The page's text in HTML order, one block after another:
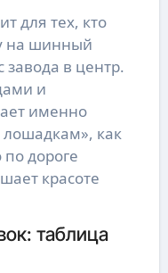
для тех, кто
на шинный
в центр.
и
именно
как
дороге
красоте
таблица